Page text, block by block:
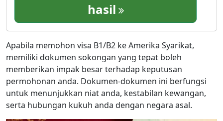
hasil
Apabila memohon visa B1/B2 ke Amerika Syarikat,
memiliki dokumen sokongan yang tepat boleh
memberikan impak besar terhadap keputusan
permohonan anda. Dokumen-dokumen ini berfungsi
untuk menunjukkan niat anda, kestabilan kewangan,
serta hubungan kukuh anda dengan negara asal.